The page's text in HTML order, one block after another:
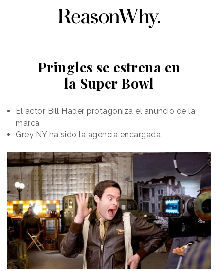
Pringles se estrena en
la Super Bowl
El actor Bill Hader protagoniza el anuncio de la
marca
Grey NY ha sido la agencia encargada